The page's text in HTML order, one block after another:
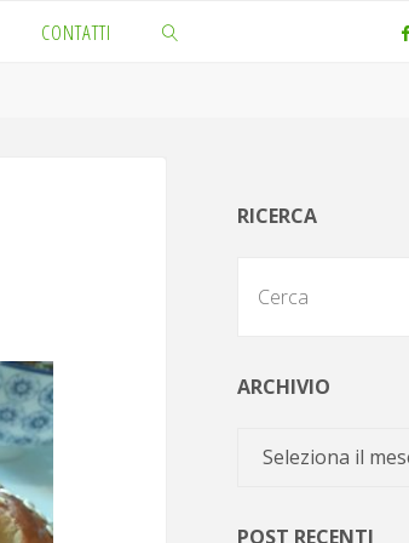
CONTATTI
RICERCA
ARCHIVIO
Archivio
POST RECENTI